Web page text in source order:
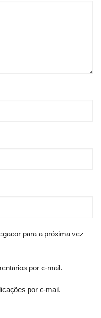
para a próxima vez
por e-mail.
por e-mail.